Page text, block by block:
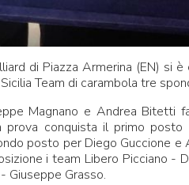
di Piazza Armerina (EN) si è
Team di carambola tre
Magnano e Andrea Bitetti
conquista il primo posto
posto per Diego Guccione e
i team Libero Picciano -
Giuseppe Grasso.